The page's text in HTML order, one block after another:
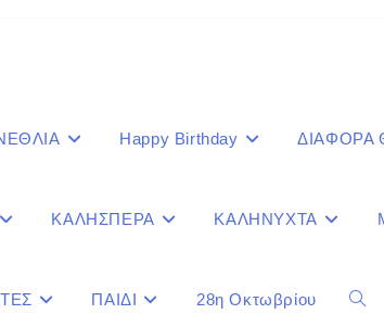
Happy Birthday ΔΙΑΦΟΡΑ
ΚΑΛΗΣΠΕΡΑ ΚΑΛΗΝΥΧΤΑ
ΠΑΙΔΙ 28η Οκτωβρίου